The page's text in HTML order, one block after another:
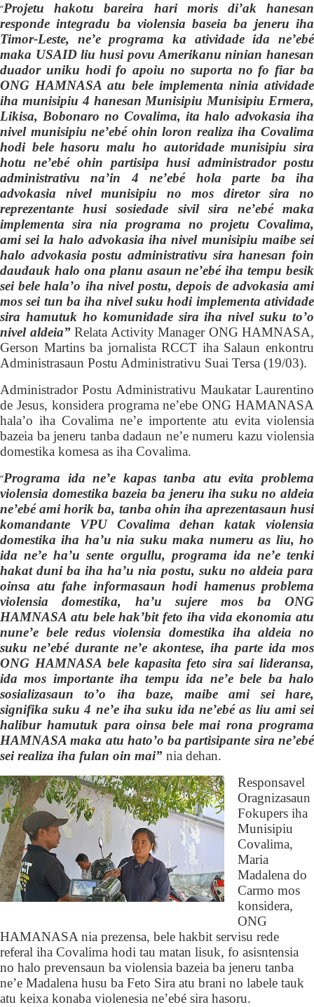
“Projetu hakotu bareira hari moris di’ak hanesan
responde integradu ba violensia baseia ba jeneru iha
Timor-Leste, ne’e programa ka atividade ida ne’ebé
maka USAID liu husi povu Amerikanu ninian hanesan
duador uniku hodi fo apoiu no suporta no fo fiar ba
ONG HAMNASA atu bele implementa ninia atividade
iha munisipiu 4 hanesan Munisipiu Munisipiu Ermera,
Likisa, Bobonaro no Covalima, ita halo advokasia iha
nivel munisipiu ne’ebé ohin loron realiza iha Covalima
hodi bele hasoru malu ho autoridade munisipiu sira
hotu ne’ebé ohin partisipa husi administrador postu
administrativu na’in 4 ne’ebé hola parte ba iha
advokasia nivel munisipiu no mos diretorsira no
reprezentante husi sosiedade sivil sira ne’ebé maka
implementa sira nia programa no projetu Covalima,
ami sei la halo advokasia iha nivel munisipiu maibe sei
halo advokasia postu administrativu sira hanesan foin
daudauk halo ona planu asaun ne’ebé iha tempu besik
sei bele hala’o iha nivel postu, depois de advokasia ami
mos sei tun ba iha nivel suku hodi implementa atividade
sira hamutuk ho komunidade sira iha nivel suku to’o
nivel aldeia” Relata Activity Manager ONG HAMNASA,
Gerson Martins ba jornalista RCCT iha Salaun enkontru
Administrasaun Postu Administrativu Suai Tersa (19/03).
Administrador Postu Administrativu Maukatar Laurentino
de Jesus, konsidera programa ne’ebe ONG HAMANASA
hala’o iha Covalima ne’e importente atu evita violensia
bazeia ba jeneru tanba dadaun ne’enumeru kazu violensia
domestika komesa as iha Covalima.
“Programa ida ne’e kapas tanba atu evita problema
violensia domestikabazeia ba jeneru iha suku no aldeia
ne’ebé ami horik ba, tanba ohin iha aprezentasaun husi
komandante VPU Covalima dehan katak violensia
domestika iha ha’u nia suku maka numeru as liu, ho
ida ne’e ha’u sente orgullu, programa ida ne’e tenki
hakat duni ba iha ha’u nia postu, suku no aldeia para
oinsa atu fahe informasaun hodi hamenus problema
violensia domestika, ha’u sujere mos ba ONG
HAMNASA atu bele hak’bit feto iha vida ekonomia atu
nune’e bele redus violensia domestika iha aldeia no
suku ne’ebé durante ne’e akontese, iha parte ida mos
ONG HAMNASA bele kapasita feto sira sai lideransa,
ida mos importante iha tempu ida ne’e bele ba halo
sosializasaun to’o iha baze, maibe ami sei hare,
signifika suku 4 ne’e iha suku ida ne’ebé as liu ami sei
halibur hamutuk para oinsa bele mai rona programa
HAMNASA maka atu hato’o ba partisipante sira ne’ebé
sei realiza iha fulan oin mai” nia dehan.
Responsavel
Oragnizasaun
Fokupers iha
Munisipiu
Covalima,
Maria
Madalena do
Carmo mos
konsidera,
ONG
HAMANASA nia prezensa, bele hakbit servisu rede
referal iha Covalima hodi tau matan lisuk, fo asisntensia
no halo prevensaun ba violensia bazeia ba jeneru tanba
ne’e Madalena husu ba Feto Sira atu brani no labele tauk
atu keixa konaba violenesia ne’ebé sira hasoru.